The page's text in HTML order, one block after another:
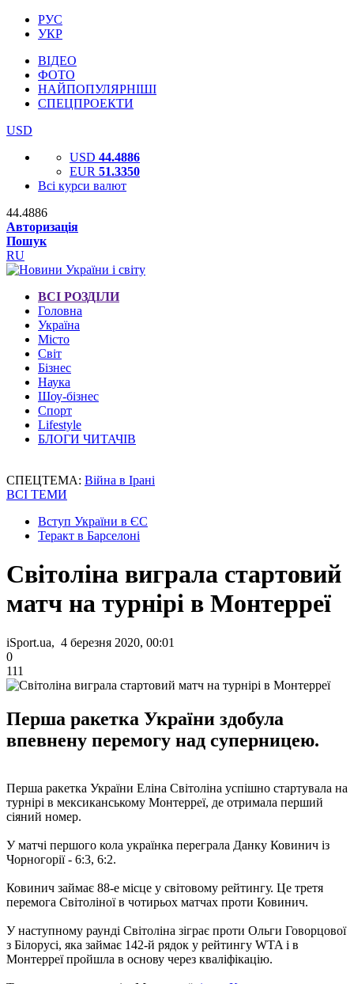
РУС
УКР
ВІДЕО
ФОТО
НАЙПОПУЛЯРНІШІ
СПЕЦПРОЕКТИ
USD
USD 44.4886
EUR 51.3350
Всі курси валют
44.4886
Авторизація
Пошук
RU
ВСІ РОЗДІЛИ
Головна
Україна
Місто
Світ
Бізнес
Наука
Шоу-бізнес
Спорт
Lifestyle
БЛОГИ ЧИТАЧІВ
СПЕЦТЕМА: Війна в Ірані
ВСІ ТЕМИ
Вступ України в ЄС
Теракт в Барселоні
Світоліна виграла стартовий
матч на турнірі в Монтерреї
iSport.ua, 4 березня 2020, 00:01
0
111
Перша ракетка України здобула
впевнену перемогу над суперницею.
Перша ракетка України Еліна Світоліна успішно стартувала на
турнірі в мексиканському Монтерреї, де отримала перший
сіяний номер.
У матчі першого кола українка переграла Данку Ковинич із
Чорногорії - 6:3, 6:2.
Ковинич займає 88-е місце у світовому рейтингу. Це третя
перемога Світоліної в чотирьох матчах проти Ковинич.
У наступному раунді Світоліна зіграє проти Ольги Говорцової
з Білорусі, яка займає 142-й рядок у рейтингу WTA і в
Монтерреї пройшла в основу через кваліфікацію.